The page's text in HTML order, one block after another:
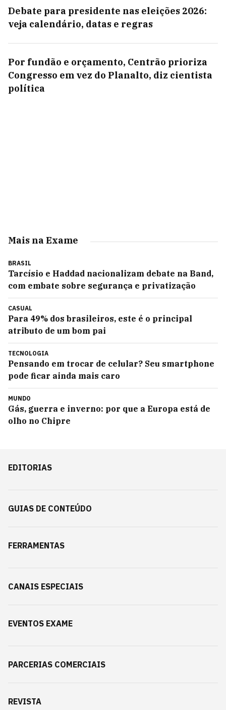
Debate para presidente nas eleições 2026:
veja calendário, datas e regras
Por fundão e orçamento, Centrão prioriza
Congresso em vez do Planalto, diz cientista
política
Mais na Exame
BRASIL
Tarcísio e Haddad nacionalizam debate na Band,
com embate sobre segurança e privatização
CASUAL
Para 49% dos brasileiros, este é o principal
atributo de um bom pai
TECNOLOGIA
Pensando em trocar de celular? Seu smartphone
pode ficar ainda mais caro
MUNDO
Gás, guerra e inverno: por que a Europa está de
olho no Chipre
EDITORIAS
GUIAS DE CONTEÚDO
FERRAMENTAS
CANAIS ESPECIAIS
EVENTOS EXAME
PARCERIAS COMERCIAIS
REVISTA